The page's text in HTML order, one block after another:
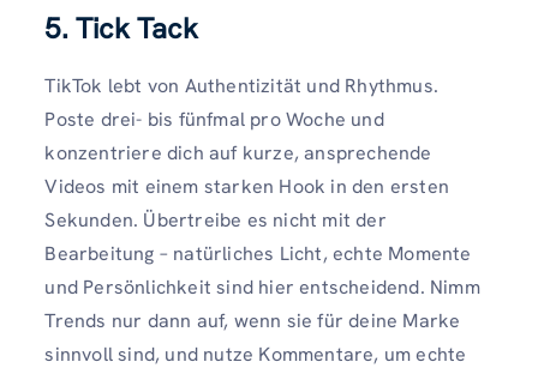
5. Tick ​​Tack
TikTok lebt von Authentizität und Rhythmus.
Poste drei- bis fünfmal pro Woche und
konzentriere dich auf kurze, ansprechende
Videos mit einem starken Hook in den ersten
Sekunden. Übertreibe es nicht mit der
Bearbeitung – natürliches Licht, echte Momente
und Persönlichkeit sind hier entscheidend. Nimm
Trends nur dann auf, wenn sie für deine Marke
sinnvoll sind, und nutze Kommentare, um echte